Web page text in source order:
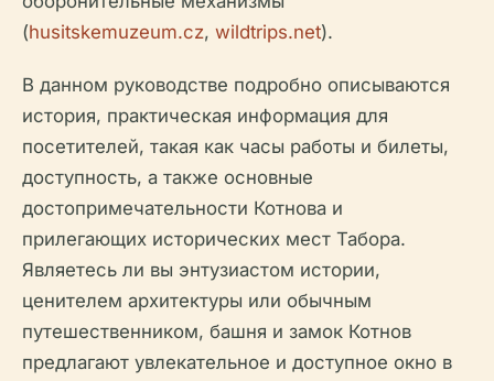
(husitskemuzeum.cz, wildtrips.net).
В данном руководстве подробно описываются
история, практическая информация для
посетителей, такая как часы работы и билеты,
доступность, а также основные
достопримечательности Котнова и
прилегающих исторических мест Табора.
Являетесь ли вы энтузиастом истории,
ценителем архитектуры или обычным
путешественником, башня и замок Котнов
предлагают увлекательное и доступное окно в